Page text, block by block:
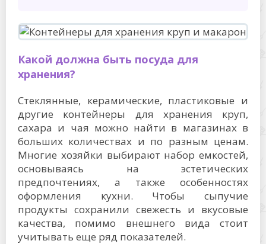
Какой должна быть посуда для
хранения?
Стеклянные, керамические, пластиковые и
другие контейнеры для хранения круп,
сахара и чая можно найти в магазинах в
больших количествах и по разным ценам.
Многие хозяйки выбирают набор емкостей,
основываясь на эстетических
предпочтениях, а также особенностях
оформления кухни. Чтобы сыпучие
продукты сохранили свежесть и вкусовые
качества, помимо внешнего вида стоит
учитывать еще ряд показателей.